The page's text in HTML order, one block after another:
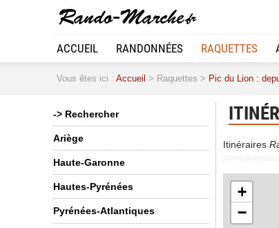
ACCUEIL RANDONNÉES RAQUETTES
Vous êtes ici : Accueil > Raquettes > Pic du Lion :
-> Rechercher
Ariège
Haute-Garonne
Hautes-Pyrénées
Pyrénées-Atlantiques
Itinéraires
+
−